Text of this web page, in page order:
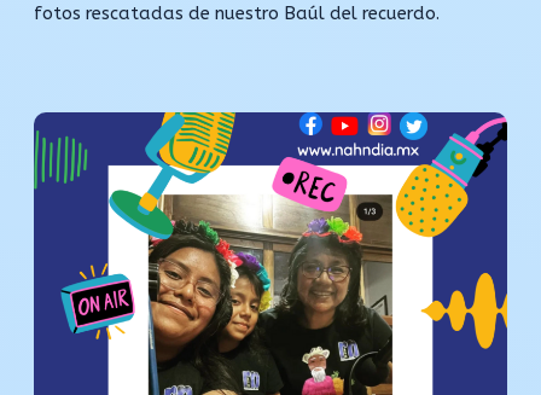
fotos rescatadas de nuestro Baúl del recuerdo.